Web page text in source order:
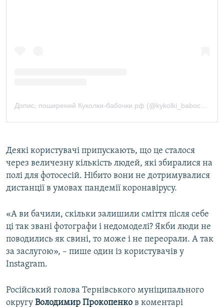
Деякі користувачі припускають, що це сталося
через величезну кількість людей, які збиралися на
полі для фотосесій. Нібито вони не дотримувалися
дистанції в умовах пандемії коронавірусу.
«А ви бачили, скільки залишили сміття після себе
ці так звані фотографи і недомоделі? Якби люди не
поводились як свині, то може і не переорали. А так
за заслугою», – пише один із користувачів у
Instagram.
Російський голова Тернівського муніципального
округу Володимир Прокопенко в коментарі